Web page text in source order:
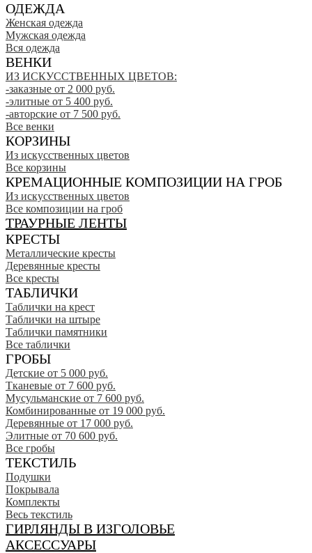
ОДЕЖДА
Женская одежда
Мужская одежда
Вся одежда
ВЕНКИ
ИЗ ИСКУССТВЕННЫХ ЦВЕТОВ:
-заказные от 2 000 руб.
-элитные от 5 400 руб.
-авторские от 7 500 руб.
Все венки
КОРЗИНЫ
Из искусственных цветов
Все корзины
КРЕМАЦИОННЫЕ КОМПОЗИЦИИ НА ГРОБ
Из искусственных цветов
Все композиции на гроб
ТРАУРНЫЕ ЛЕНТЫ
КРЕСТЫ
Металлические кресты
Деревянные кресты
Все кресты
ТАБЛИЧКИ
Таблички на крест
Таблички на штыре
Таблички памятники
Все таблички
ГРОБЫ
Детские от 5 000 руб.
Тканевые от 7 600 руб.
Мусульманские от 7 600 руб.
Комбинированные от 19 000 руб.
Деревянные от 17 000 руб.
Элитные от 70 600 руб.
Все гробы
ТЕКСТИЛЬ
Подушки
Покрывала
Комплекты
Весь текстиль
ГИРЛЯНДЫ В ИЗГОЛОВЬЕ
АКСЕССУАРЫ